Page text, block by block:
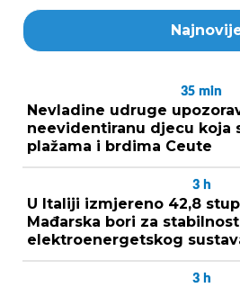
35 min
Nevladine udruge
neevidentiranu djecu koja
plažama i brdima Ceute
3 h
U Italiji izmjereno 42,8
Mađarska bori za stabilnost
elektroenergetskog
3 h